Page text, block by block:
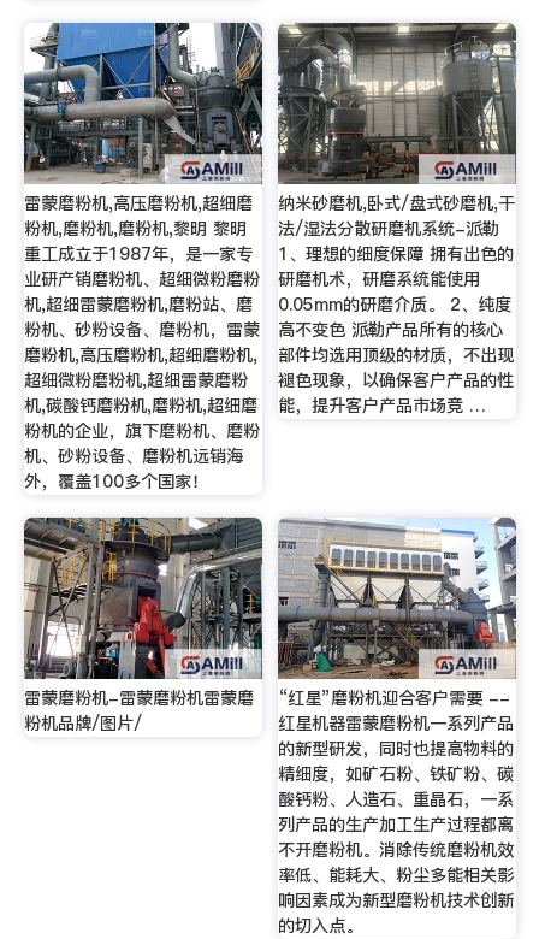
雷蒙磨粉机,高压磨粉机,超细磨
粉机,磨粉机,磨粉机,黎明 黎明
重工成立于1987年，是一家专
业研产销磨粉机、超细微粉磨粉
机,超细雷蒙磨粉机,磨粉站、磨
粉机、砂粉设备、磨粉机，雷蒙
磨粉机,高压磨粉机,超细磨粉机,
超细微粉磨粉机,超细雷蒙磨粉
机,碳酸钙磨粉机,磨粉机,超细磨
粉机的企业，旗下磨粉机、磨粉
机、砂粉设备、磨粉机远销海
外，覆盖100多个国家！
纳米砂磨机,卧式/盘式砂磨机,干
法/湿法分散研磨机系统-派勒
1、理想的细度保障 拥有出色的
研磨机术，研磨系统能使用
0.05mm的研磨介质。 2、纯度
高不变色 派勒产品所有的核心
部件均选用顶级的材质，不出现
褪色现象，以确保客户产品的性
能，提升客户产品市场竞 …
雷蒙磨粉机-雷蒙磨粉机雷蒙磨
粉机品牌/图片/
“红星”磨粉机迎合客户需要 --
红星机器雷蒙磨粉机一系列产品
的新型研发，同时也提高物料的
精细度，如矿石粉、铁矿粉、碳
酸钙粉、人造石、重晶石，一系
列产品的生产加工生产过程都离
不开磨粉机。消除传统磨粉机效
率低、能耗大、粉尘多能相关影
响因素成为新型磨粉机技术创新
的切入点。